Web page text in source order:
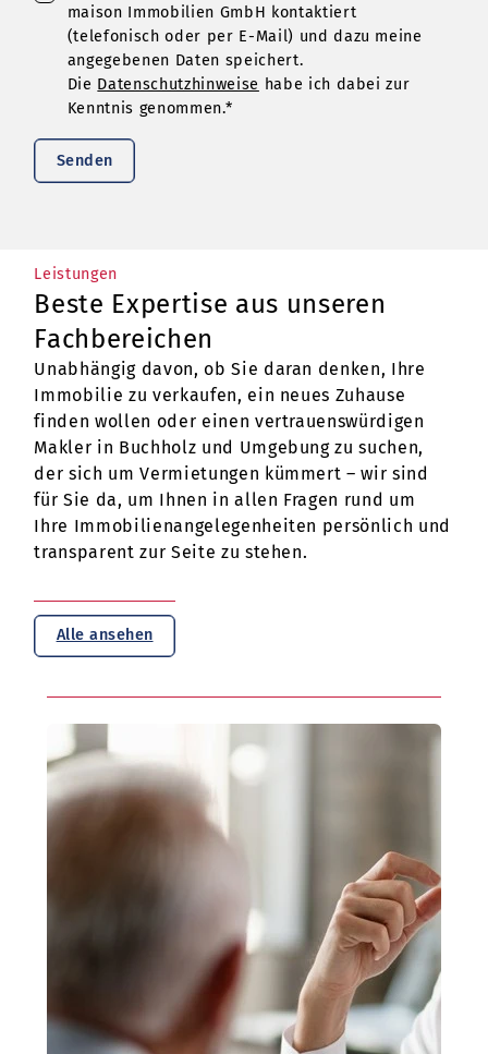
maison Immobilien GmbH kontaktiert
(telefonisch oder per E-Mail) und dazu meine
angegebenen Daten speichert.
Die Datenschutzhinweise habe ich dabei zur
Kenntnis genommen.*
Senden
Leistungen
Beste Expertise aus unseren
Fachbereichen
Unabhängig davon, ob Sie daran denken, Ihre
Immobilie zu verkaufen, ein neues Zuhause
finden wollen oder einen vertrauenswürdigen
Makler in Buchholz und Umgebung zu suchen,
der sich um Vermietungen kümmert – wir sind
für Sie da, um Ihnen in allen Fragen rund um
Ihre Immobilienangelegenheiten persönlich und
transparent zur Seite zu stehen.
Alle ansehen